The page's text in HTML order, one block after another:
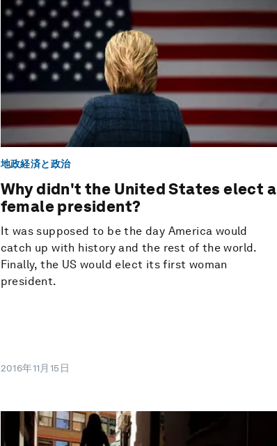
地政経済と政治
Why didn't the United States elect a
female president?
It was supposed to be the day America would
catch up with history and the rest of the world.
Finally, the US would elect its first woman
president.
2016年11月15日